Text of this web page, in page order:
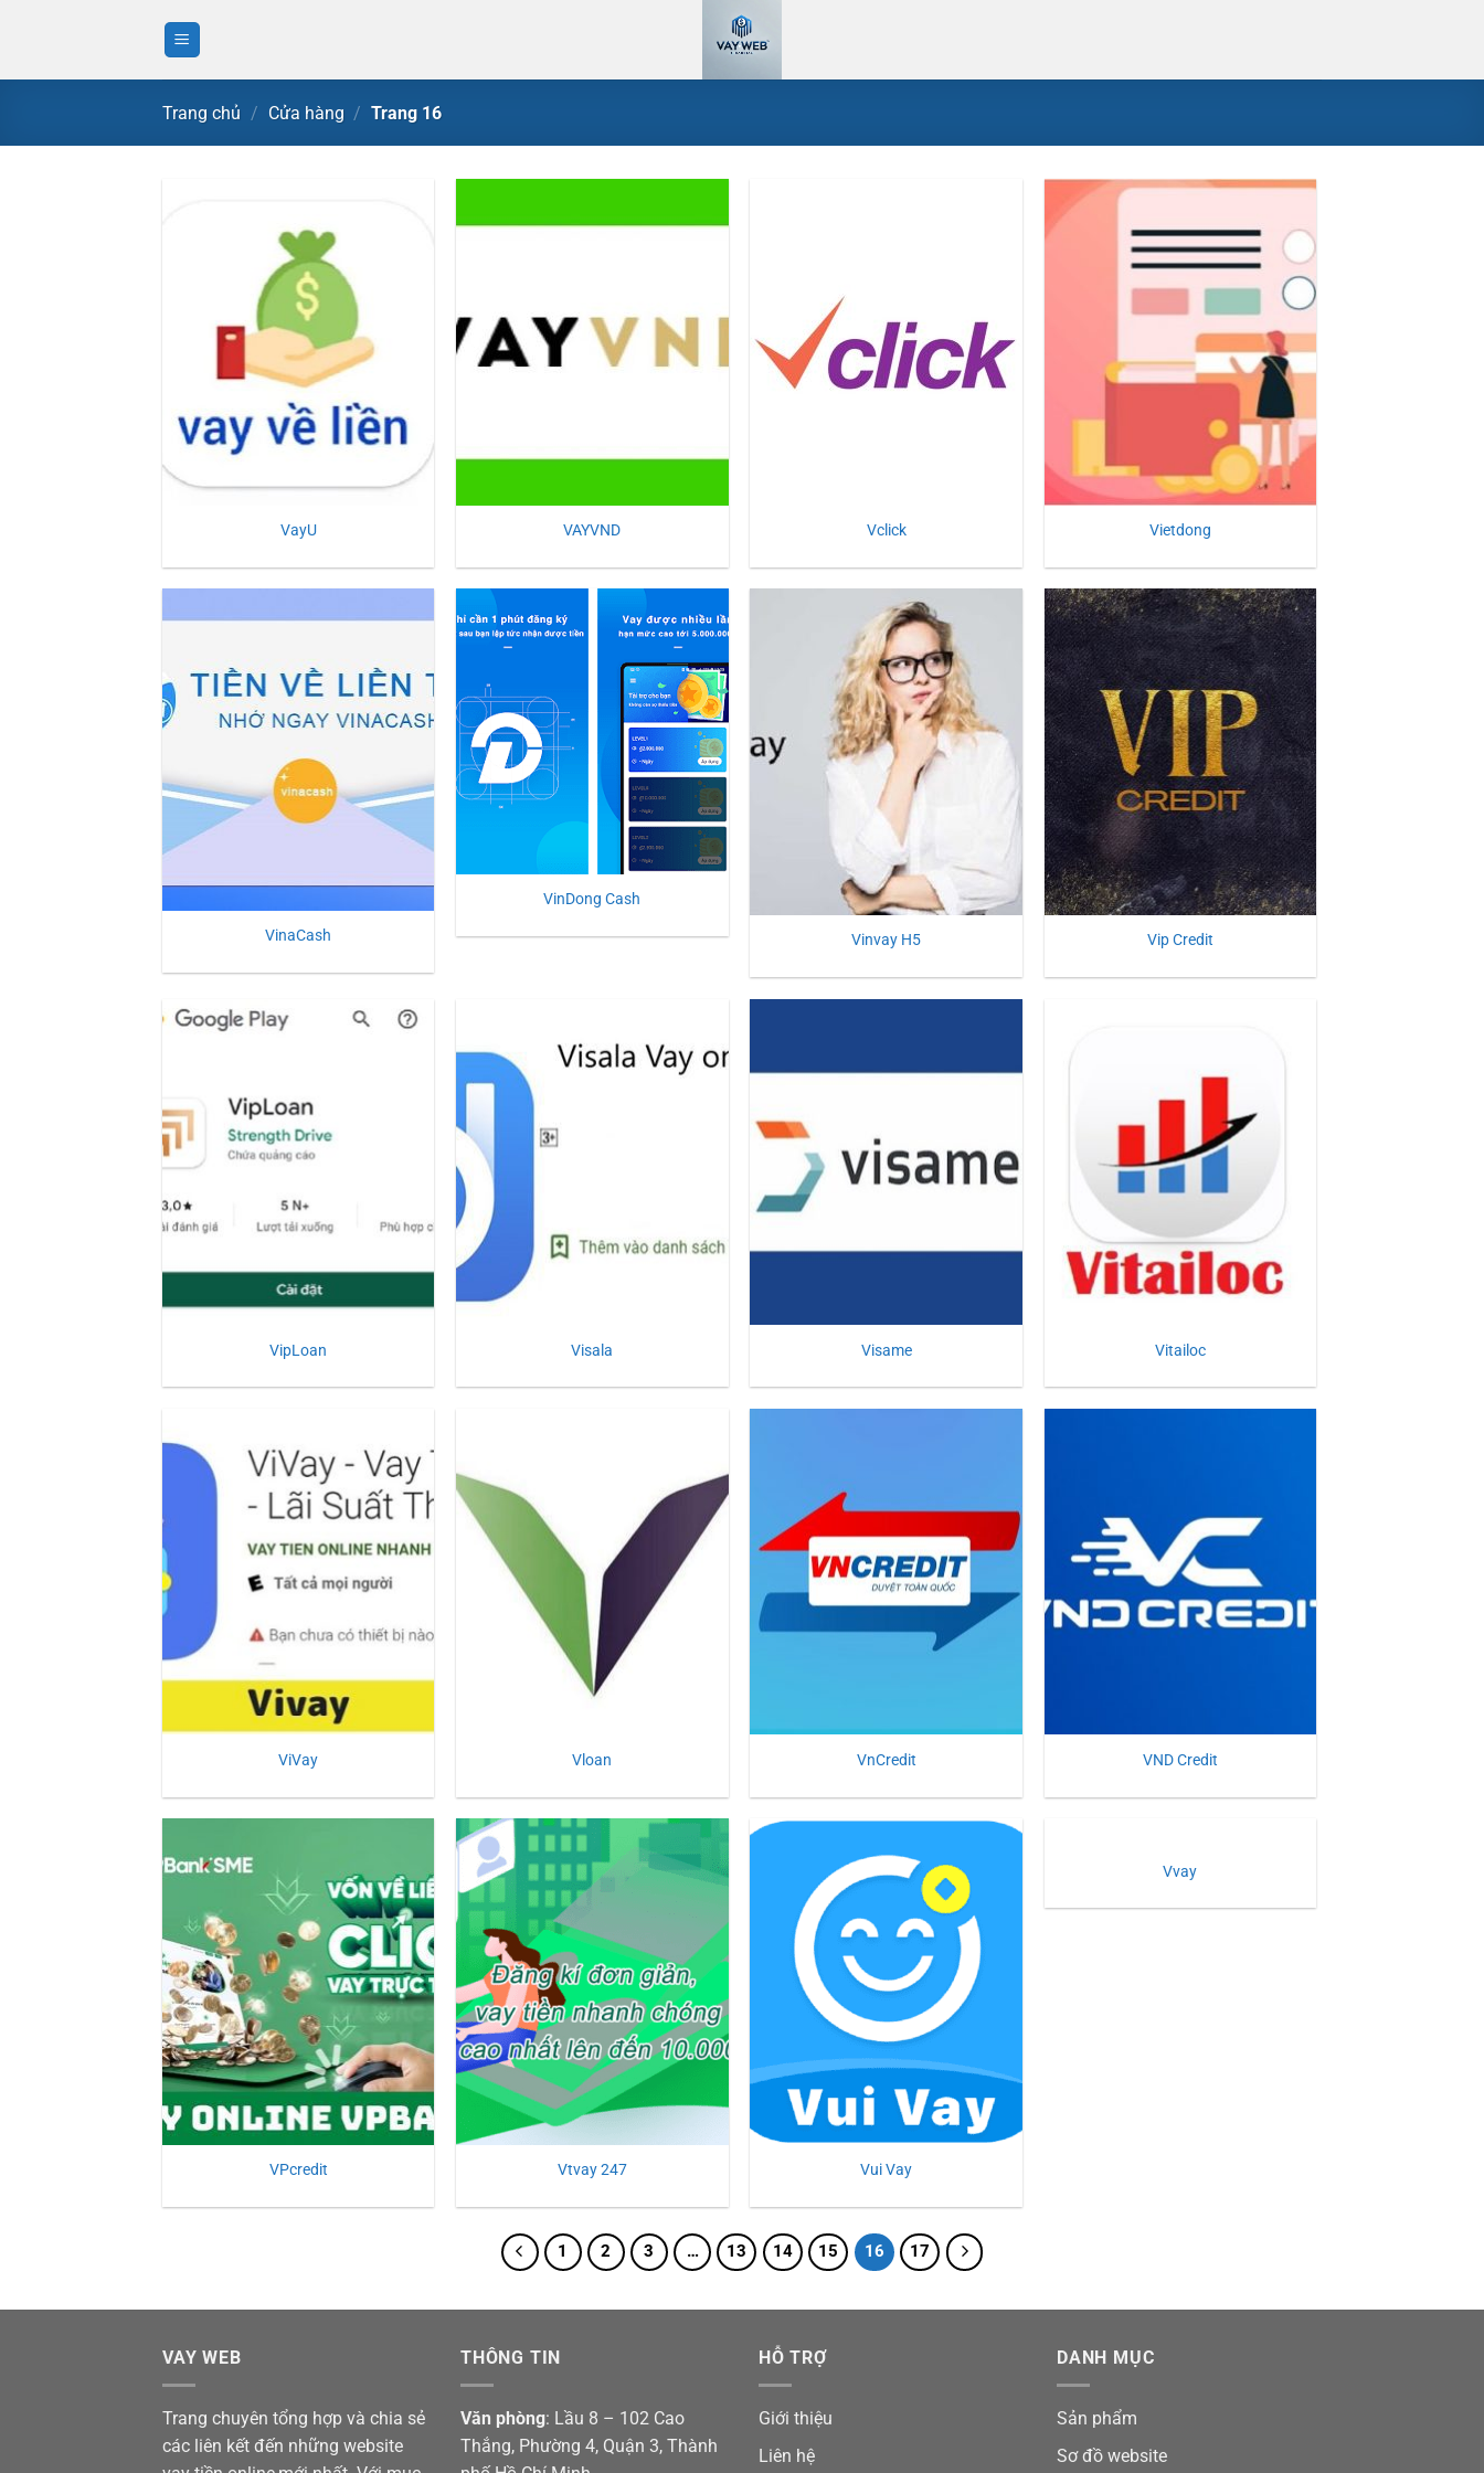
Trang chủ / Cửa hàng / Trang 16
VayU VAYVND Vclick Vietdong
VinaCash
VinDong Cash
Vinvay H5 Vip Credit
VipLoan Visala Visame Vitailoc
ViVay Vloan VnCredit VND Credit
VPcredit Vtvay 247 Vui Vay
Vvay
1 2 3 … 13 14 15 16 17
VAY WEB
Trang chuyên tổng hợp và chia sẻ
các liên kết đến những website
THÔNG TIN
Văn phòng: Lầu 8 – 102 Cao
Thắng, Phường 4, Quận 3, Thành
HỖ TRỢ
Giới thiệu
Liên hệ
DANH MỤC
Sản phẩm
Sơ đồ website